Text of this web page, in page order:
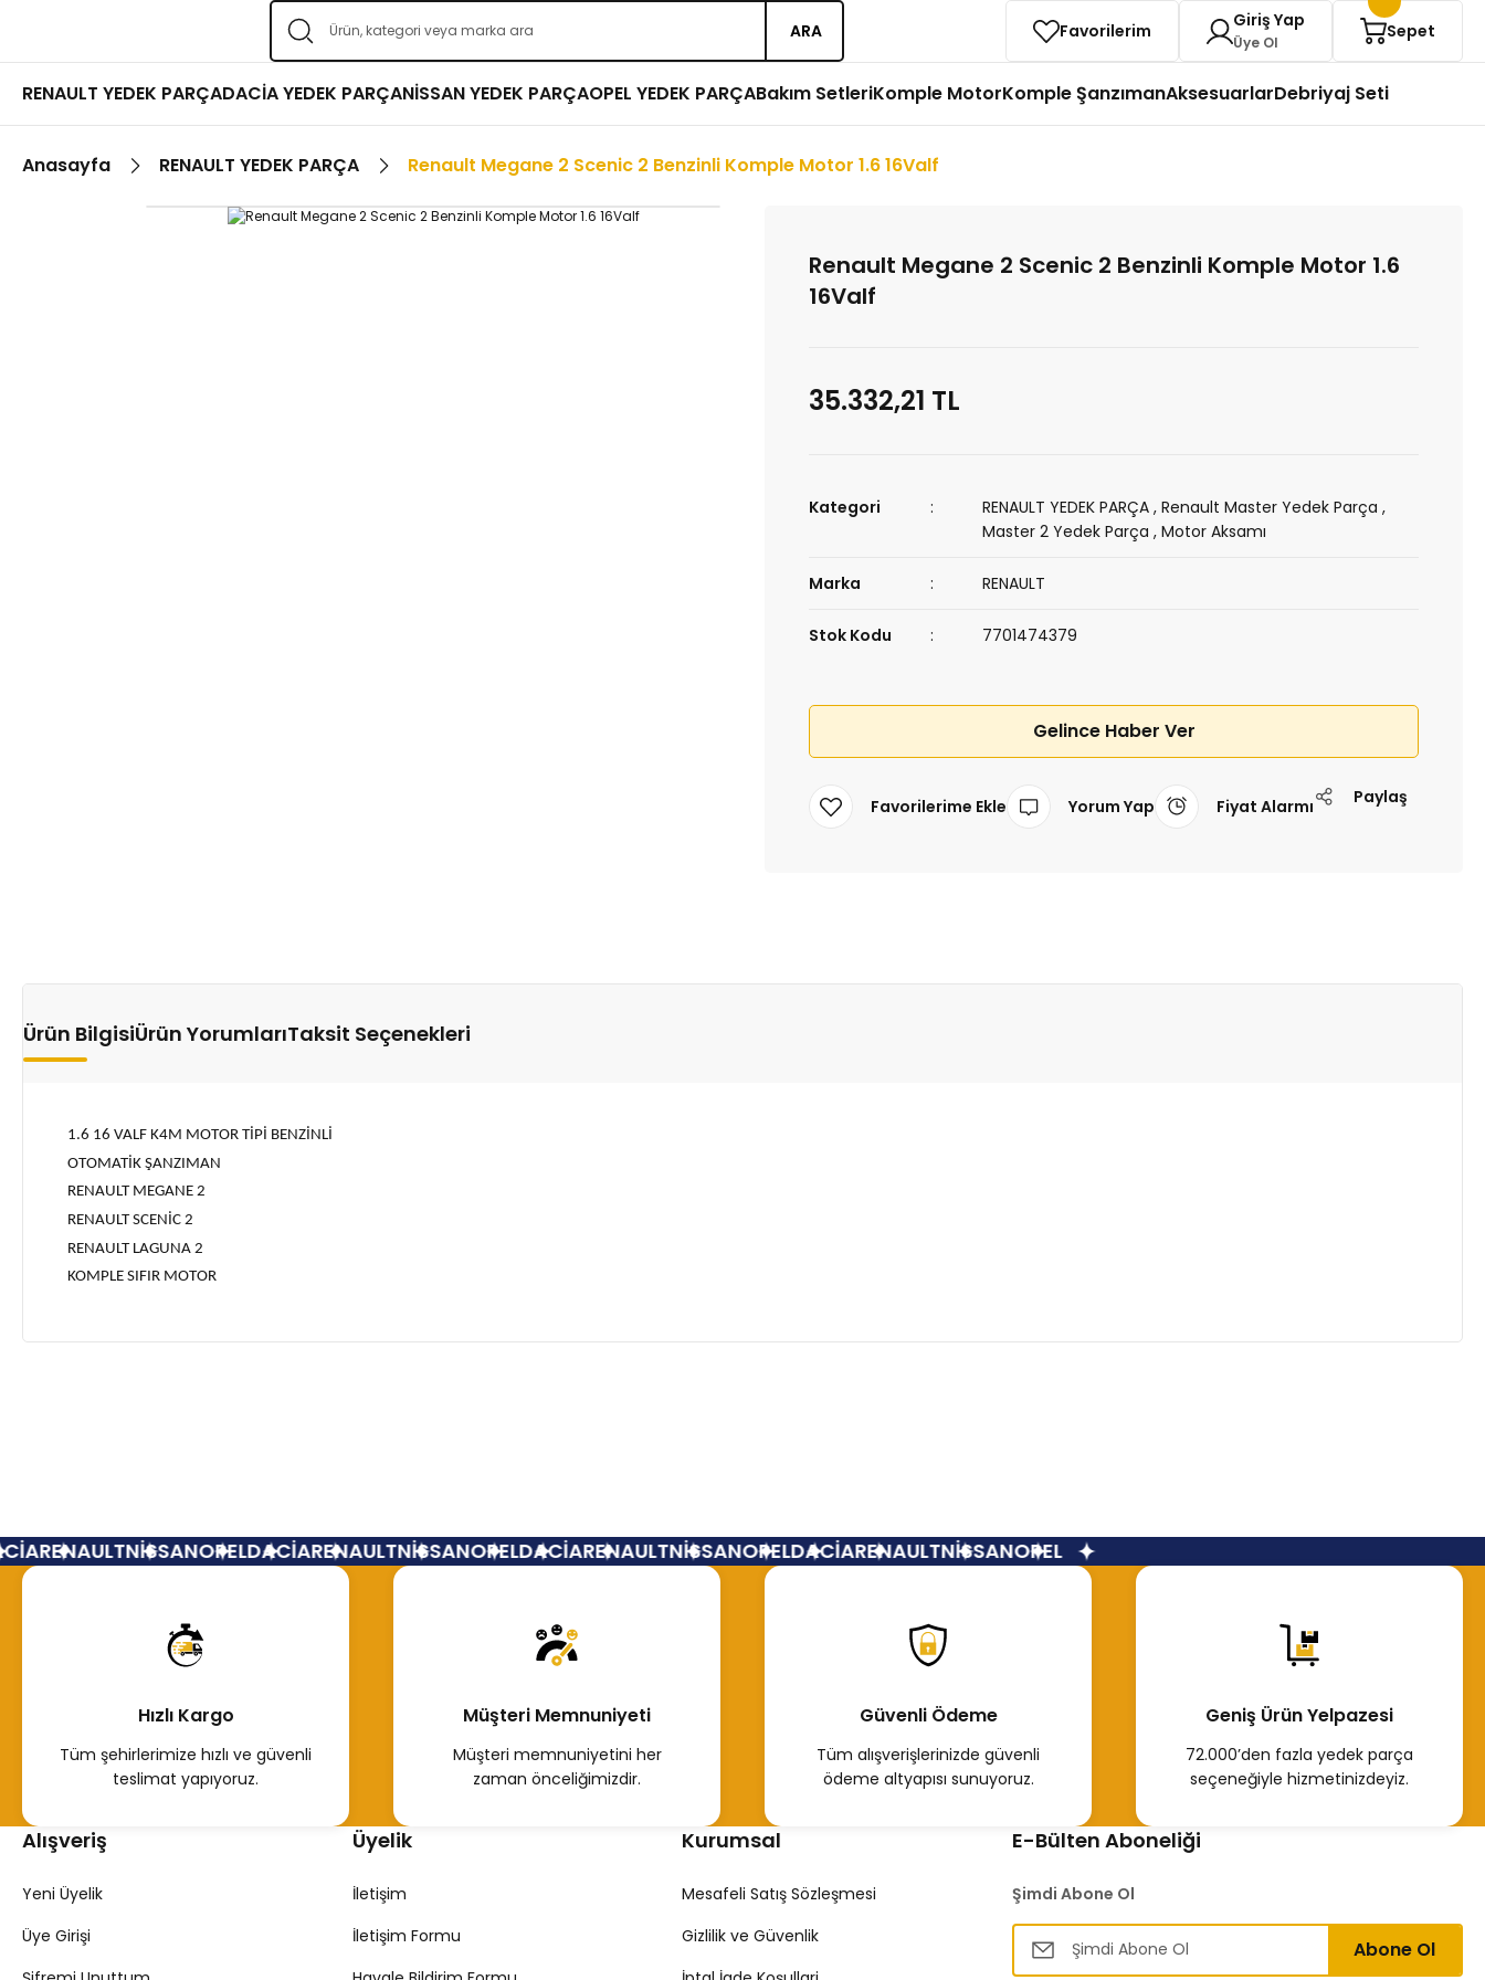
ARA Favorilerim Giriş Yap
Üye Ol
Sepet
RENAULT YEDEK PARÇADACİA YEDEK PARÇANİSSAN YEDEK PARÇAOPEL YEDEK PARÇABakım SetleriKomple MotorKomple ŞanzımanAksesuarlarDebriyaj Seti
Anasayfa RENAULT YEDEK PARÇA Renault Megane 2 Scenic 2 Benzinli Komple Motor 1.6 16Valf
Renault Megane 2 Scenic 2 Benzinli Komple Motor 1.6
16Valf
35.332,21 TL
Kategori RENAULT YEDEK PARÇA ,Renault Master Yedek Parça ,
Master 2 Yedek Parça ,Motor Aksamı
Marka RENAULT
Stok Kodu 7701474379
Gelince Haber Ver
Yorum Yap Fiyat Alarmı Paylaş
Ürün BilgisiÜrün YorumlarıTaksit Seçenekleri
1.6 16 VALF K4M MOTOR TİPİ BENZİNLİ
OTOMATİK ŞANZIMAN
RENAULT MEGANE 2
RENAULT SCENİC 2
RENAULT LAGUNA 2
KOMPLE SIFIR MOTOR
RENAULTNİSSANOPELDACİARENAULTNİSSANOPELDACİARENAULTNİSSANOPELDACİARENAULTNİSSANOPEL
Hızlı Kargo
Tüm şehirlerimize hızlı ve güvenli
teslimat yapıyoruz.
Müşteri Memnuniyeti
Müşteri memnuniyetini her
zaman önceliğimizdir.
Güvenli Ödeme
Tüm alışverişlerinizde güvenli
ödeme altyapısı sunuyoruz.
Geniş Ürün Yelpazesi
72.000’den fazla yedek parça
seçeneğiyle hizmetinizdeyiz.
Alışveriş
Yeni Üyelik
Üye Girişi
Üyelik
İletişim
İletişim Formu
Kurumsal
Mesafeli Satış Sözleşmesi
Gizlilik ve Güvenlik
E-Bülten Aboneliği
Şimdi Abone Ol
Abone Ol